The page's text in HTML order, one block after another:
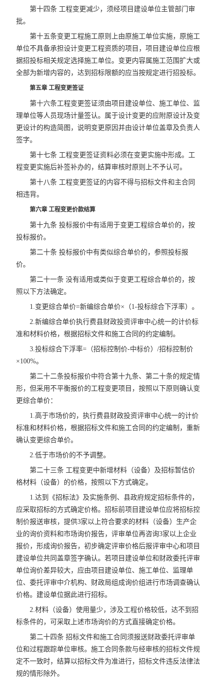
第十四条 工程变更减少，须经项目建设单位主管部门审
批。
第十五条变更工程施工原则上由原施工单位实施，原施工
单位不具备承担设计变更工程资质的项目，项目建设单位应根
据招投标相关规定选择施工单位。变更内容属施工范围扩大或
全部为新增内容的，达到招标限额的应当按规定进行招投标。
第五章 工程变更签证
第十六条工程变更签证须由项目建设单位、施工单位、监
理单位等人员现场计量签认。属于设计变更的应附原设计及变
更设计的构造简图，说明变更原因并由设计单位盖章及负责人
签字。
第十七条 工程变更签证资料必须在变更实施中形成。工
程变更实施后补签补办的，结算审核时原则上不予认可。
第十八条 工程变更签证的内容不得与招标文件和主合同
相违背。
第六章 工程变更价款结算
第十九条 投标报价中有适用于变更工程综合单价的，按
投标报价。
第二十条 投标报价中有类似综合单价的，参照投标报
价。
第二十一条 没有适用或类似于变更工程综合单价的，按
照以下方法确定。
1.变更综合单价=新编综合单价×（1-投标综合下浮率）。
2.新编综合单价执行费县财政投资评审中心统一的计价标
准和材料价格，根据招标文件和施工合同的约定编制。
3.投标综合下浮率=（招标控制价-中标价）/招标控制价
×100%。
第二十二条投标报价中符合第十九条、第二十条的规定情
形，但采用不平衡报价的工程变更项目，按照以下原则确认变
更综合单价：
1.高于市场价的，执行费县财政投资评审中心统一的计价
标准和材料价格，根据招标文件和施工合同的约定编制，重新
确认变更综合单价。
2.低于市场价的不予调整。
第二十三条 工程变更中新增材料（设备）及招标暂估价
格材料（设备）的价格，按照以下方式确定。
1.达到《招标法》及实施条例、县政府规定招标条件的，
应采取招标的方式确定价格。招标前项目建设单位应将招标控
制价报送审核，提供3家以上符合要求的材料（设备）生产企
业的询价资料和市场询价报告，评审单位再咨询3家以上企业
报价，形成询价报告，初步确定评审价格后报评审中心和项目
建设单位共同盖章签字确认。若项目建设单位和财政委托评审
单位询价差异较大，应由项目建设单位、施工单位、监理单
位、委托评审中介机构、财政局组成询价组进行市场调查确认
价格。建设单位据此进行招标。
2.材料（设备）使用量少，涉及工程价格较低，达不到招
标条件的，可采取上述市场询价的方式直接确定价格。
第二十四条 招标文件和施工合同须报送财政委托评审单
位和过程跟踪单位审核。施工合同条款与经审核的招标文件规
定不一致时，结算以招标文件为准进行，招标文件违反法律法
规的情形除外。